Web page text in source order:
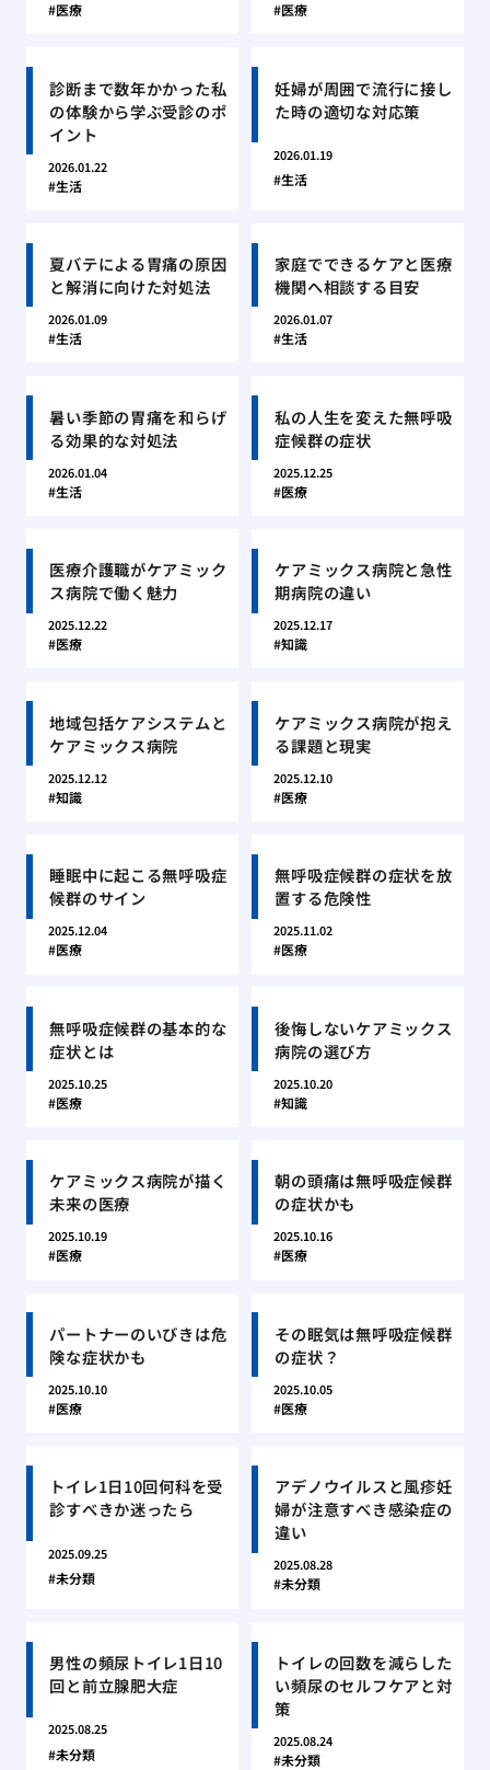
医療 医療
診断まで数年かかった私
の体験から学ぶ受診のポ
イント
2026.01.22
生活
妊婦が周囲で流行に接し
た時の適切な対応策
2026.01.19
生活
夏バテによる胃痛の原因
と解消に向けた対処法
2026.01.09
生活
家庭でできるケアと医療
機関へ相談する目安
2026.01.07
生活
暑い季節の胃痛を和らげ
る効果的な対処法
2026.01.04
生活
私の人生を変えた無呼吸
症候群の症状
2025.12.25
医療
医療介護職がケアミック
ス病院で働く魅力
2025.12.22
医療
ケアミックス病院と急性
期病院の違い
2025.12.17
知識
地域包括ケアシステムと
ケアミックス病院
2025.12.12
知識
ケアミックス病院が抱え
る課題と現実
2025.12.10
医療
睡眠中に起こる無呼吸症
候群のサイン
2025.12.04
医療
無呼吸症候群の症状を放
置する危険性
2025.11.02
医療
無呼吸症候群の基本的な
症状とは
2025.10.25
医療
後悔しないケアミックス
病院の選び方
2025.10.20
知識
ケアミックス病院が描く
未来の医療
2025.10.19
医療
朝の頭痛は無呼吸症候群
の症状かも
2025.10.16
医療
パートナーのいびきは危
険な症状かも
2025.10.10
医療
その眠気は無呼吸症候群
の症状？
2025.10.05
医療
トイレ1日10回何科を受
診すべきか迷ったら
2025.09.25
未分類
アデノウイルスと風疹妊
婦が注意すべき感染症の
違い
2025.08.28
未分類
男性の頻尿トイレ1日10
回と前立腺肥大症
2025.08.25
未分類
トイレの回数を減らした
い頻尿のセルフケアと対
策
2025.08.24
未分類